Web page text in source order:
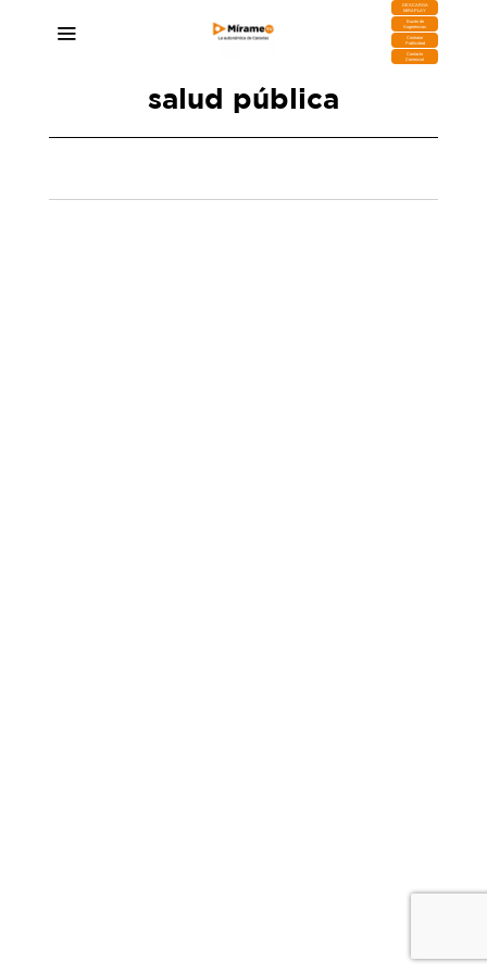
DESCARGA
MIRAPLAY
Buzón de
Sugerencias
Contratar
Publicidad
Contacto
Comercial
salud pública